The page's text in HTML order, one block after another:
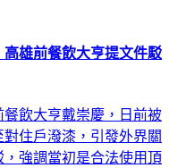
雄前餐飲大亨提文件駁
飲大亨戴崇慶，日前被
住戶潑漆，引發外界關
強調當初是合法使用頂